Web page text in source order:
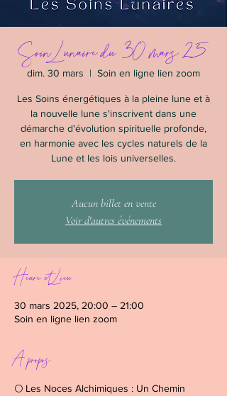
Soin Lunaire du 30 mars 25
dim. 30 mars
  |
Soin en ligne lien zoom
Les Soins énergétiques à la pleine lune et à
la nouvelle lune s'inscrivent dans une
démarche d'évolution spirituelle profonde,
en harmonie avec les cycles naturels de la
Lune et les lois universelles.
Aucun billet en vente
Voir d'autres événements
Heure et Lieu
30 mars 2025, 20:00 – 21:00
Soin en ligne lien zoom
A propos
🌕 Les Noces Alchimiques : Un Chemin